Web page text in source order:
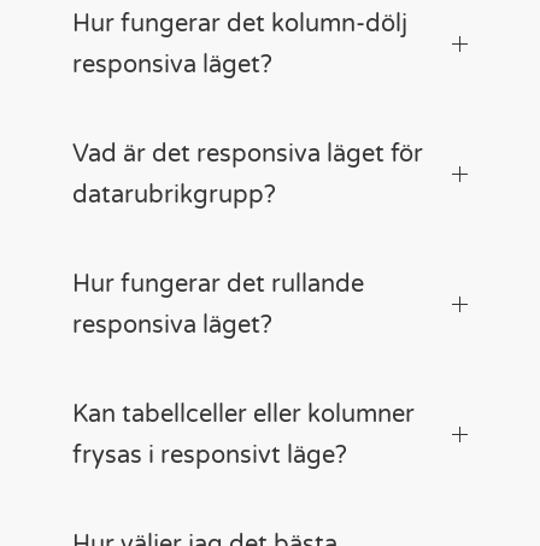
Hur fungerar det kolumn-dölj
responsiva läget?
Vad är det responsiva läget för
datarubrikgrupp?
Hur fungerar det rullande
responsiva läget?
Kan tabellceller eller kolumner
frysas i responsivt läge?